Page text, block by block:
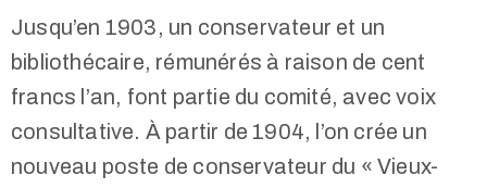
Jusqu’en 1903, un conservateur et un
bibliothécaire, rémunérés à raison de cent
francs l’an, font partie du comité, avec voix
consultative. À partir de 1904, l’on crée un
nouveau poste de conservateur du « Vieux-